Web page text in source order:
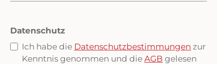
Datenschutz
Ich habe die Datenschutzbestimmungen zur
Kenntnis genommen und die AGB gelesen